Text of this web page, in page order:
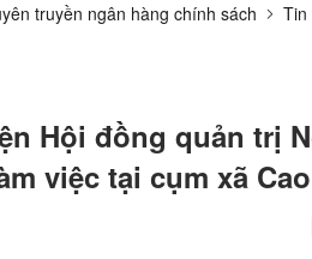
truyền ngân hàng chính sách Tin
Hội đồng quản trị
việc tại cụm xã